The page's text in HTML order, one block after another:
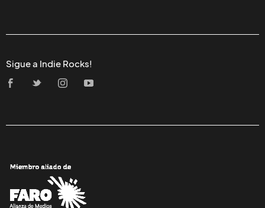
Sigue a Indie Rocks!